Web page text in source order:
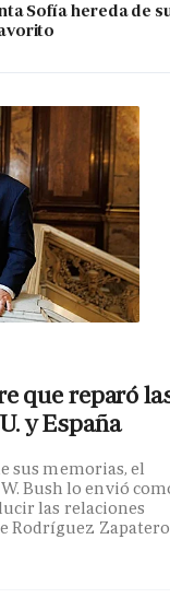
Sofía hereda de
que reparó
y España
sus memorias, el
Bush lo envió
las relaciones
Rodríguez Zapatero